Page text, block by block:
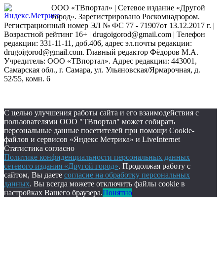
ООО «ТВпортал» | Сетевое издание «Другой
город». Зарегистрировано Роскомнадзором.
Регистрационный номер ЭЛ № ФС 77 - 71907от 13.12.2017 г. |
Возрастной рейтинг 16+ | drugoigorod@gmail.com | Телефон
редакции: 331-11-11, доб.406, адрес эл.почты редакции:
drugoigorod@gmail.com. Главный редактор Фёдоров М.А.
Учредитель: ООО «ТВпортал». Адрес редакции: 443001,
Самарская обл., г. Самара, ул. Ульяновская/Ярмарочная, д.
52/55, комн. 6
С целью улучшения работы сайта и его взаимодействия с
пользователями ООО "ТВпортал" может собирать
персональные данные посетителей при помощи Cookie-
файлов и сервисов «Яндекс Метрика» и LiveInternet
Статистика согласно
Политике конфиденциальности персональных данных
сетевого издания «Другой город». Продолжая работу с
сайтом, Вы даете согласие на обработку персональных
данных. Вы всегда можете отключить файлы cookie в
настройках Вашего браузера.Понятно